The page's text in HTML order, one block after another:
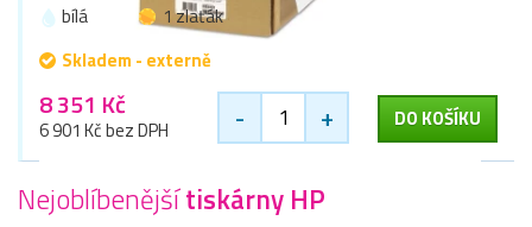
bílá
1 zlaťák
Skladem - externě
8 351 Kč
6 901 Kč bez DPH - + DO KOŠÍKU
Nejoblíbenějšítiskárny HP